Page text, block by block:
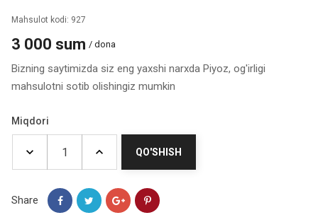
Mahsulot kodi: 927
3 000 sum / dona
Bizning saytimizda siz eng yaxshi narxda Piyoz, og'irligi
mahsulotni sotib olishingiz mumkin
Miqdori
QO'SHISH
Share